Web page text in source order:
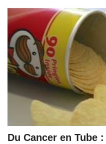
Du Cancer en Tube